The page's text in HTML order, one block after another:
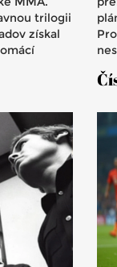
trilogii
získal